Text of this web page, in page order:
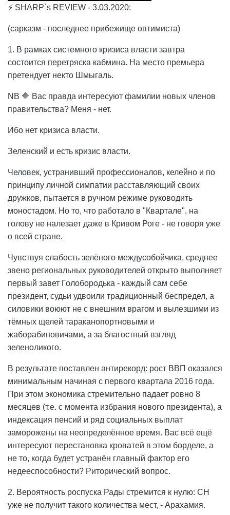
⚡ SHARP`s REVIEW - 3.03.2020:
(сарказм - последнее прибежище оптимиста)
1. В рамках системного кризиса власти завтра
состоится перетряска кабмина. На место премьера
претендует некто Шмыгаль.
NB 🔶 Вас правда интересуют фамилии новых членов
правительства? Меня - нет.
Ибо нет кризиса власти.
Зеленский и есть кризис власти.
Человек, устранивший профессионалов, келейно и по
принципу личной симпатии расставляющий своих
дружков, пытается в ручном режиме руководить
моностадом. Но то, что работало в "Квартале", на
голову не налезает даже в Кривом Роге - не говоря уже
о всей стране.
Чувствуя слабость зелёного междусобойчика, среднее
звено региональных руководителей открыто выполняет
первый завет Голобородька - каждый сам себе
президент, судьи удвоили традиционный беспредел, а
силовики воюют не с внешним врагом и вылезшими из
тёмных щелей тараканопортновыми и
жаборабиновичами, а за благостный взгляд
зеленоликого.
В результате поставлен антирекорд: рост ВВП оказался
минимальным начиная с первого квартала 2016 года.
При этом экономика стремительно падает ровно 8
месяцев (т.е. с момента избрания нового президента), а
индексация пенсий и ряд социальных выплат
заморожены на неопределённое время. Вас всё ещё
интересуют перестановка кроватей в этом борделе, а
не то, когда будет устранён главный фактор его
недееспособности? Риторический вопрос.
2. Вероятность роспуска Рады стремится к нулю: СН
уже не получит такого количества мест, - Арахамия.